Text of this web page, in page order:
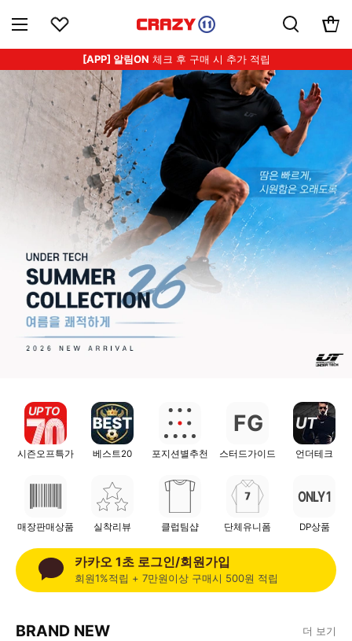
[APP] 알림ON 체크 후 구매 시 추가 적립
UP TO
시즌오프특가 베스트20 포지션별추천
FG
스터드가이드
UT
언더테크
매장판매상품 실착리뷰 클럽팀샵 단체유니폼
ONLY 1
DP상품
카카오 1초 로그인/회원가입
회원1%적립 + 7만원이상 구매시 500원 적립
BRAND NEW 더 보기